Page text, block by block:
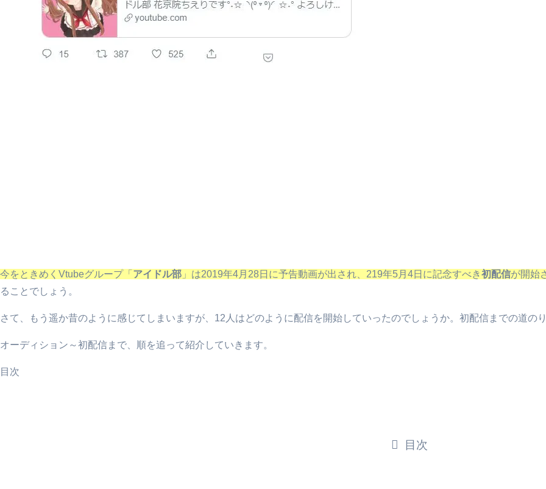
今をときめくVtubeグループ「 アイドル部 」は2019年4月28日に予告動画が出され、219年5月4日に記念すべき初配信が開始
ることでしょう。
さて、もう遥か昔のように感じてしまいますが、12人はどのように配信を開始していったのでしょうか。初配信までの道の
オーディション～初配信まで、順を追って紹介していきます。
目次
目次